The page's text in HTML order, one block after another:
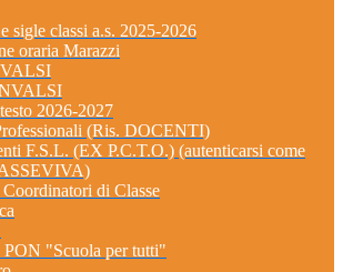
sigle classi a.s. 2025-2026
oraria Marazzi
2026-2027
(Ris. DOCENTI)
F.S.L. (EX P.C.T.O.) (autenticarsi come
di Classe
PON "Scuola per tutti"